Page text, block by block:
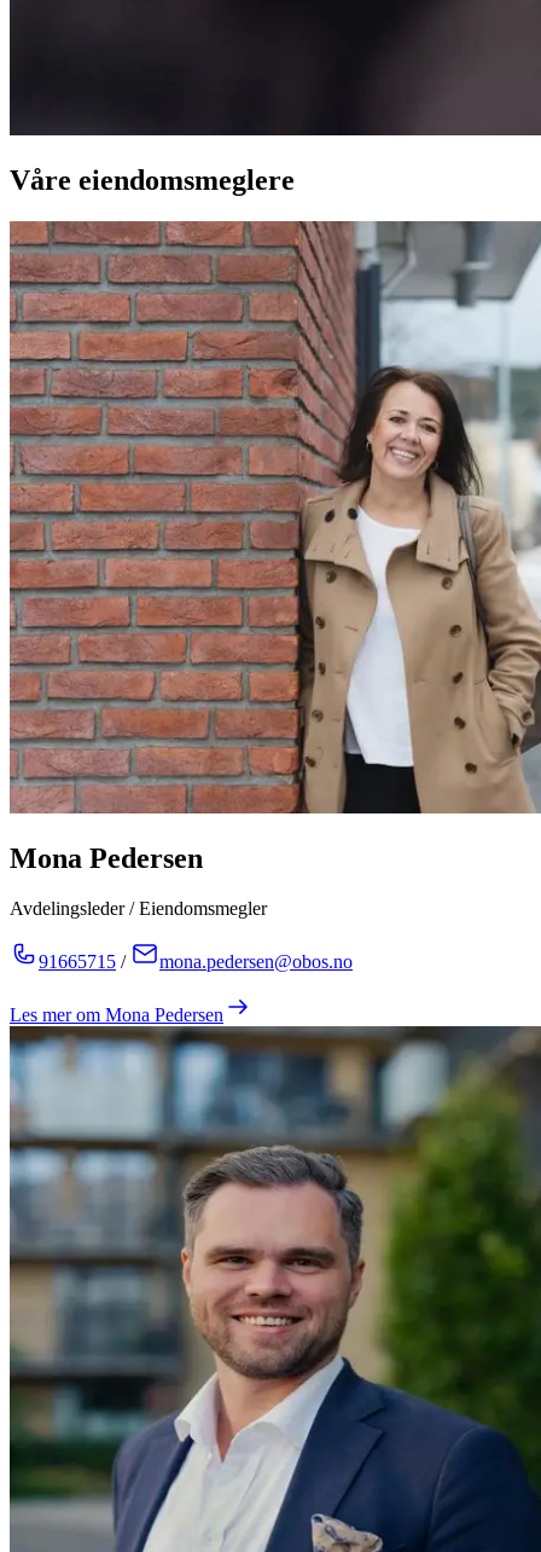
Våre eiendomsmeglere
Mona Pedersen
Avdelingsleder / Eiendomsmegler
91665715 / mona.pedersen@obos.no
Les mer om Mona Pedersen